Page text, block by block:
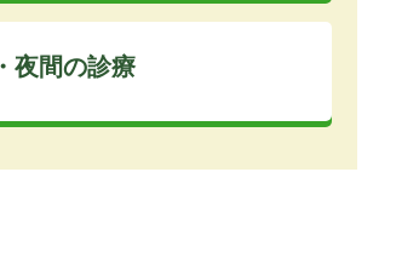
夜間の診療